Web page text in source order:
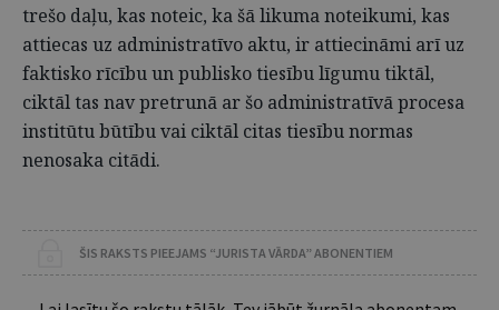
trešo daļu, kas noteic, ka šā likuma noteikumi, kas
attiecas uz administratīvo aktu, ir attiecināmi arī uz
faktisko rīcību un publisko tiesību līgumu tiktāl,
ciktāl tas nav pretrunā ar šo administratīvā procesa
institūtu būtību vai ciktāl citas tiesību normas
nenosaka citādi.
ŠIS RAKSTS PIEEJAMS “JURISTA VĀRDA” ABONENTIEM